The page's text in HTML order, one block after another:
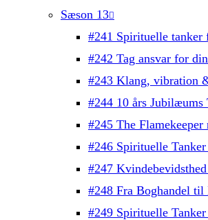
Sæson 13
#241 Spirituelle tanker
#242 Tag ansvar for
#243 Klang, vibration
#244 10 års Jubilæums
#245 The
#246 Spirituelle
#247
#248 Fra Boghandel
#249 Spirituelle